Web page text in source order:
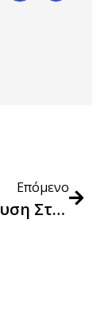
Επόμενο
Δημοσίευση Στο Φύλλο Της Εφημερίδας Της Κυβέρνησης Της Υπ.’ Αρ. 46982/2025 Κοινής Υπουργικής Απόφασης Με Θέμα: «Καθορισμός Κριτηρίων Επιβολής Και Ύψους Των Διοικητικών Κυρώσεων Του Άρθρου 50 Του Ν. 4919/2022 Στους Μη Συνεπείς Υπόχρεους Εγγραφής Στο Γενικό Εμπορικό Μητρώο (Γ.Ε.ΜΗ.) Και Λοιπά Σχετικά Θέματα» (Β’ 3542/08-07-2025)